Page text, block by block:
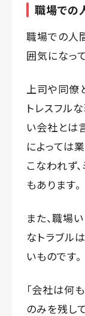
職場での
職場での人
囲気になっ
上司や同僚
トレスフル
い会社とは
によっては
こなわれず
もあります。
また、職場
なトラブル
いものです。
「会社は何
のみを残し